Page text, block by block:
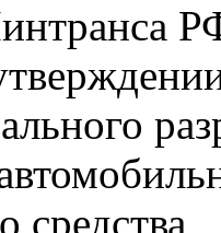
средства,